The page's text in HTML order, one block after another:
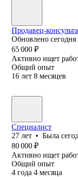
Продавец-
Обновлено сегодня
65 000 ₽
Активно ищет
Общий опыт
16 лет 8 месяцев
Специалист
27 лет • Была
80 000 ₽
Активно ищет
Общий опыт
4 года 4 месяца